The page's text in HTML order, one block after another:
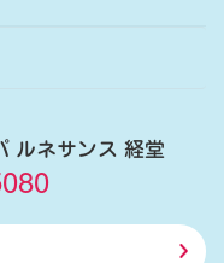
ルネサンス 経堂